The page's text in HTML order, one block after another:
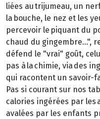
liées au trijumeau, un
la bouche, le nez et les
percevoir le piquant du
chaud du gingembre…",
défend le "vrai" goût,
pas à la chimie, via des
qui racontent un savoir-
Pas si courant sur nos
calories ingérées par les
avalées par les enfants